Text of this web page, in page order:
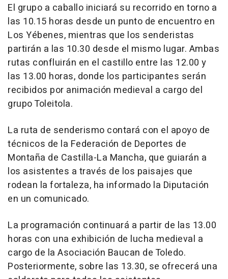
El grupo a caballo iniciará su recorrido en torno a
las 10.15 horas desde un punto de encuentro en
Los Yébenes, mientras que los senderistas
partirán a las 10.30 desde el mismo lugar. Ambas
rutas confluirán en el castillo entre las 12.00 y
las 13.00 horas, donde los participantes serán
recibidos por animación medieval a cargo del
grupo Toleitola.
La ruta de senderismo contará con el apoyo de
técnicos de la Federación de Deportes de
Montaña de Castilla-La Mancha, que guiarán a
los asistentes a través de los paisajes que
rodean la fortaleza, ha informado la Diputación
en un comunicado.
La programación continuará a partir de las 13.00
horas con una exhibición de lucha medieval a
cargo de la Asociación Baucan de Toledo.
Posteriormente, sobre las 13.30, se ofrecerá una